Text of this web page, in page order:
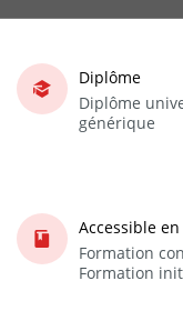
Diplôme
Diplôme
générique
Accessible en
Formation
Formation